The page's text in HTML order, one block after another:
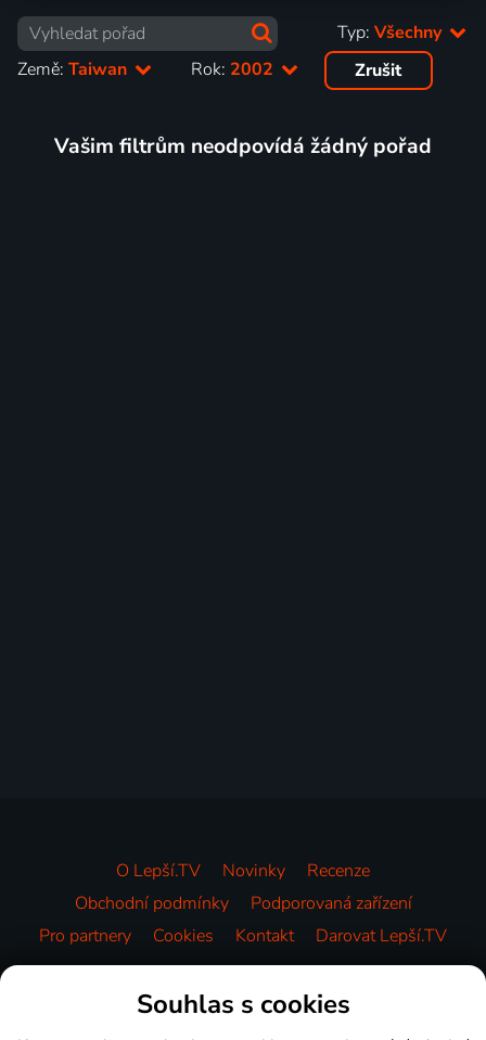
Typ: Všechny
Země: Taiwan Rok: 2002 Zrušit
Vašim filtrům neodpovídá žádný pořad
O Lepší.TV Novinky
Recenze
Obchodní podmínky
Podporovaná zařízení
Pro partnery
Cookies Kontakt Darovat Lepší.TV
Videotéka
Souhlas s cookies